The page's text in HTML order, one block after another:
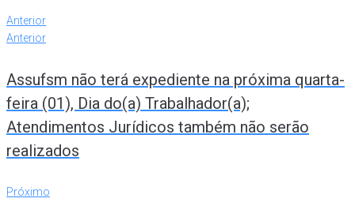
Anterior
Anterior
Assufsm não terá expediente na próxima quarta-
feira (01), Dia do(a) Trabalhador(a);
Atendimentos Jurídicos também não serão
realizados
Próximo